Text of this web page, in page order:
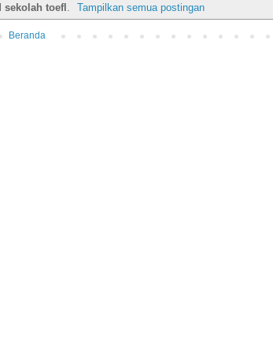
sekolah toefl . Tampilkan semua postingan
Beranda